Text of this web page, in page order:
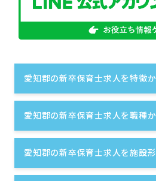
愛知郡の新卒保育士求人を特徴
愛知郡の新卒保育士求人を職種
愛知郡の新卒保育士求人を施設